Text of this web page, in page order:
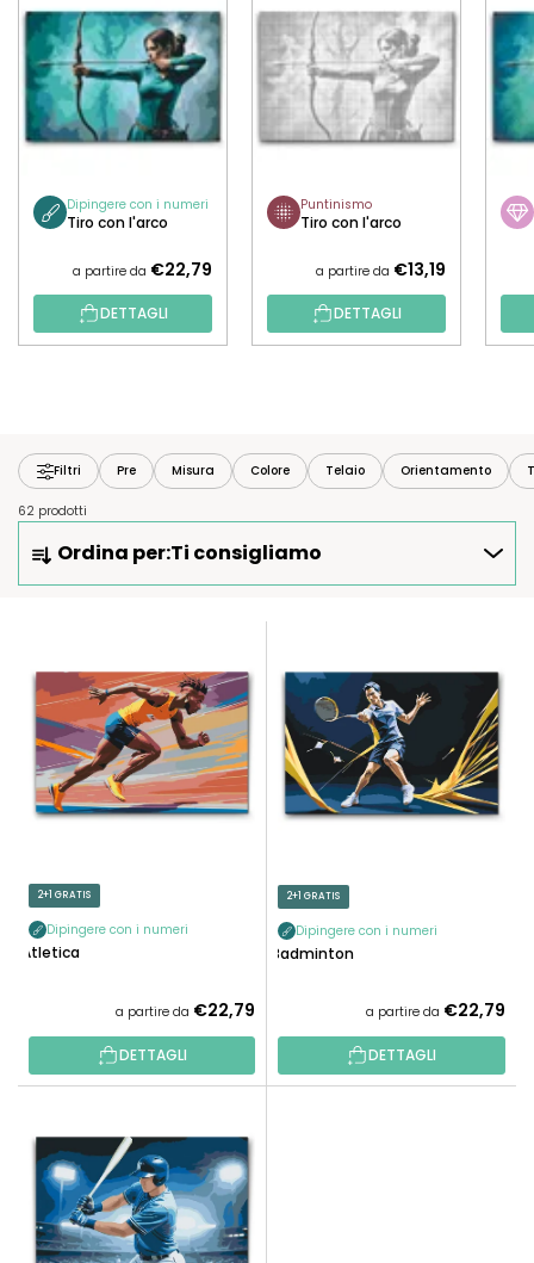
Dipingere con i numeri
Tiro con l'arco
a partire da €22,79
DETTAGLI
Puntinismo
Tiro con l'arco
a partire da €13,19
DETTAGLI
Filtri Pre Misura Colore Telaio Orientamento
62 prodotti
D
O
R
O
D
O
Ordina per:Ti consigliamo
P
R
O
T
I
2+1 GRATIS
Dipingere con i numeri
Atletica
a partire da €22,79
DETTAGLI
2+1 GRATIS
Dipingere con i numeri
Badminton
a partire da €22,79
DETTAGLI